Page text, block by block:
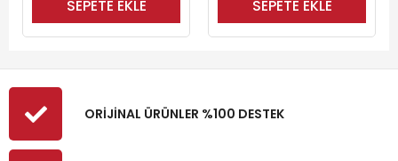
SEPETE EKLE SEPETE EKLE
ORİJİNAL ÜRÜNLER %100 DESTEK